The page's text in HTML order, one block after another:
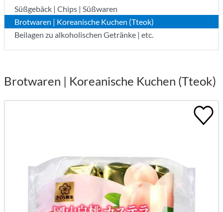
Süßgebäck | Chips | Süßwaren
Brotwaren | Koreanische Kuchen (Tteok)
Beilagen zu alkoholischen Getränke | etc.
Brotwaren | Koreanische Kuchen (Tteok)